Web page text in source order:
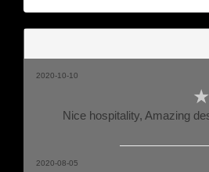
Nice hospitality, Amazing
2020-10-10
2020-08-05